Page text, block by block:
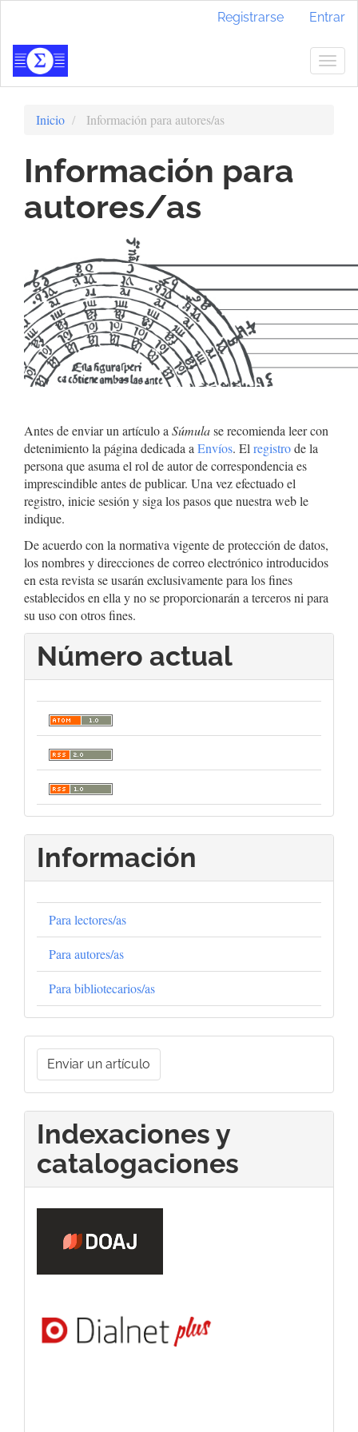
Contenido
principal
Barra
Registrarse Entrar
Inicio Información para autores/as
Información para
autores/as
Antes de enviar un artículo a Súmulase recomienda leer con
detenimiento la página dedicada a Envíos. El registrode la
persona que asuma el rol de autor de correspondencia es
imprescindible antes de publicar. Una vez efectuado el
registro, inicie sesión y siga los pasos que nuestra web le
indique.
De acuerdo con la normativa vigente de protección de datos,
los nombres y direcciones de correo electrónico introducidos
en esta revista se usarán exclusivamente para los fines
establecidos en ella y no se proporcionarán a terceros ni para
su uso con otros fines.
Número actual
Información
Para lectores/as
Para autores/as
Para bibliotecarios/as
Enviar
un
artículo
Enviar un artículo
Indexaciones y
catalogaciones